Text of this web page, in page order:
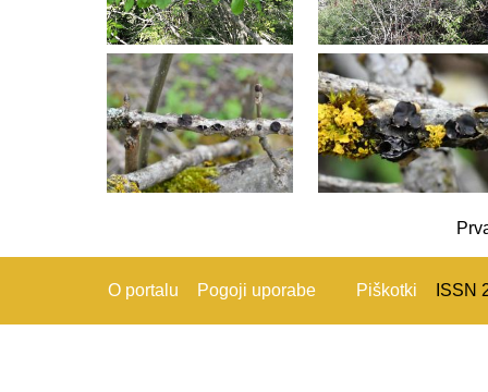
O portalu Pogoji uporabe Piškotki ISSN